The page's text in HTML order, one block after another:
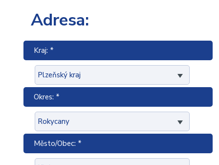
Adresa:
Kraj: *
Okres: *
Město/Obec: *